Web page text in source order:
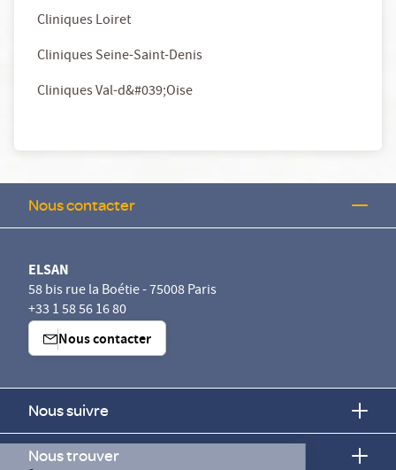
Cliniques Loiret
Cliniques Seine-Saint-Denis
Cliniques Val-d&#039;Oise
Nous contacter
ELSAN
58 bis rue la Boétie - 75008 Paris
+33 1 58 56 16 80
Nous contacter
Nous suivre
Nous trouver